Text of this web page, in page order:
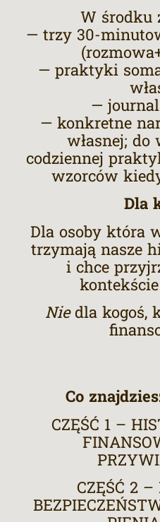
W środku
— trzy 30-
— praktyki
—
— konkretne
własnej; do
codziennej
wzorców
Dla
Dla osoby która
trzymają nasze
i chce
Niedla kogoś,
Co
CZĘŚĆ 1 –
CZĘŚĆ 2 –